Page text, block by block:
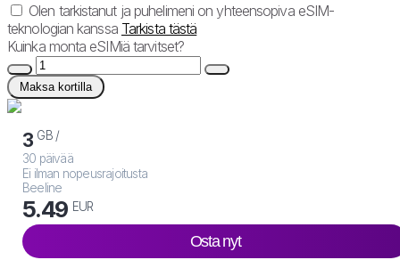
Olen tarkistanut ja puhelimeni on yhteensopiva eSIM-
teknologian kanssa Tarkista tästä
Kuinka monta eSIMiä tarvitset?
Maksa kortilla
3 GB /
30 päivää
Ei ilman nopeusrajoitusta
Beeline
5.49 EUR
Osta nyt